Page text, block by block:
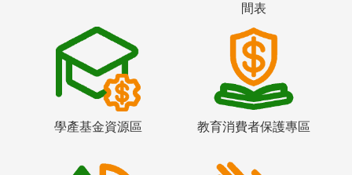
間表
學產基金資源區 教育消費者保護專區